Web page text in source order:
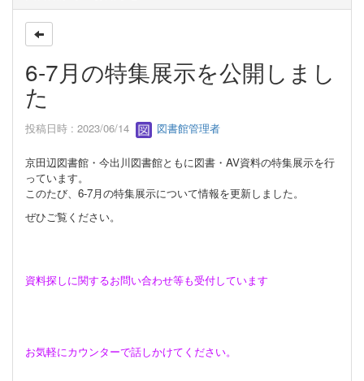
6-7月の特集展示を公開しまし
た
投稿日時 : 2023/06/14 図書館管理者
京田辺図書館・今出川図書館ともに図書・AV資料の特集展示を行
っています。
このたび、6-7月の特集展示について情報を更新しました。
ぜひご覧ください。
資料探しに関するお問い合わせ等も受付しています
お気軽にカウンターで話しかけてください。